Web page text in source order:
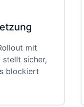
mit
sicher,
blockiert